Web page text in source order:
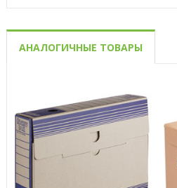
АНАЛОГИЧНЫЕ ТОВАРЫ